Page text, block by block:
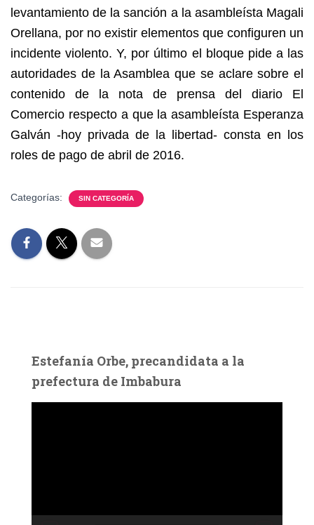
levantamiento de la sanción a la asambleísta Magali
Orellana, por no existir elementos que configuren un
incidente violento. Y, por último el bloque pide a las
autoridades de la Asamblea que se aclare sobre el
contenido de la nota de prensa del diario El
Comercio respecto a que la asambleísta Esperanza
Galván -hoy privada de la libertad- consta en los
roles de pago de abril de 2016.
Categorías: SIN CATEGORÍA
Estefanía Orbe, precandidata a la
prefectura de Imbabura
c